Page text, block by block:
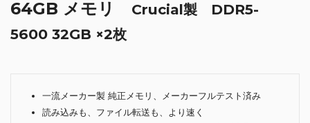
64GB メモリ
Crucial製 DDR5-
5600 32GB ×2枚
一流メーカー製 純正メモリ、メーカーフルテスト済み
読み込みも、ファイル転送も、より速く